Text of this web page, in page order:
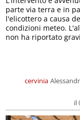
cervinia
il
parte via terra e in
l'elicottero a causa
condizioni meteo.
non ha riportato